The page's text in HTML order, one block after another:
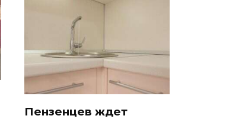
Пензенцев ждет